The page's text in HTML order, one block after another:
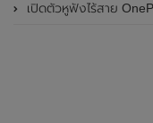
เปิดตัวหูฟังไร้สาย OnePlus Nord Buds 3 Pro อย่างเป็นทางการแ